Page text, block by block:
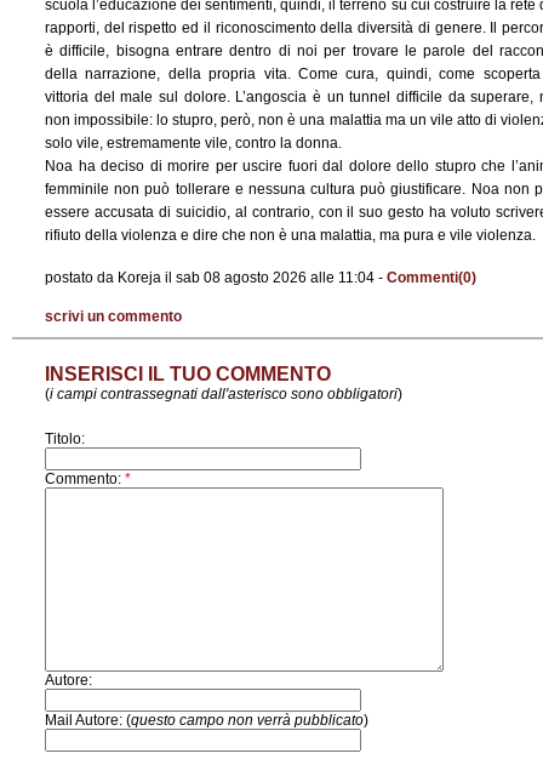
scuola l’educazione dei sentimenti, quindi, il terreno su cui costruire la rete
rapporti, del rispetto ed il riconoscimento della diversità di genere. Il
è difficile, bisogna entrare dentro di noi per trovare le parole del
della narrazione, della propria vita. Come cura, quindi, come
vittoria del male sul dolore. L’angoscia è un tunnel difficile da superare,
non impossibile: lo stupro, però, non è una malattia ma un vile atto di
solo vile, estremamente vile, contro la donna.
Noa ha deciso di morire per uscire fuori dal dolore dello stupro che
femminile non può tollerare e nessuna cultura può giustificare. Noa non
essere accusata di suicidio, al contrario, con il suo gesto ha voluto
rifiuto della violenza e dire che non è una malattia, ma pura e vile violenza.
postato da Koreja il sab 08 agosto 2026 alle 11:04 - Commenti(0)
scrivi un commento
INSERISCI IL TUO COMMENTO
(i campi contrassegnati dall'asterisco sono obbligatori)
Titolo:
Commento: *
Autore:
Mail Autore: (questo campo non verrà pubblicato)